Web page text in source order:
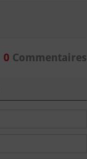
0Commentaires